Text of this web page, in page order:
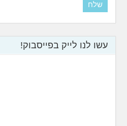
עשו לנו לייק בפייסבוק!